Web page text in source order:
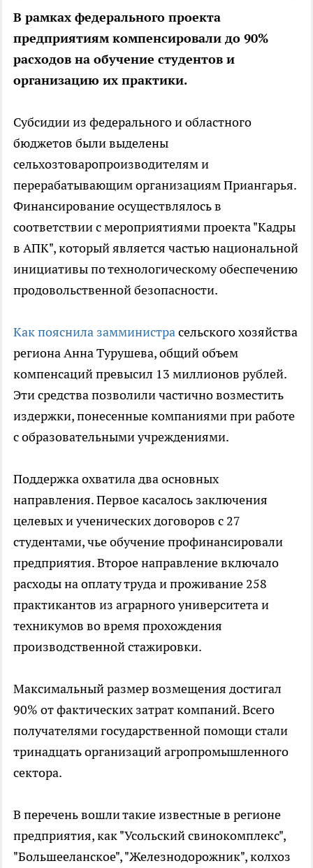
В рамках федерального проекта
предприятиям компенсировали до 90%
расходов на обучение студентов и
организацию их практики.
Субсидии из федерального и областного
бюджетов были выделены
сельхозтоваропроизводителям и
перерабатывающим организациям Приангарья.
Финансирование осуществлялось в
соответствии с мероприятиями проекта "Кадры
в АПК", который является частью национальной
инициативы по технологическому обеспечению
продовольственной безопасности.
Как пояснила замминистрасельского хозяйства
региона Анна Турушева, общий объем
компенсаций превысил 13 миллионов рублей.
Эти средства позволили частично возместить
издержки, понесенные компаниями при работе
с образовательными учреждениями.
Поддержка охватила два основных
направления. Первое касалось заключения
целевых и ученических договоров с 27
студентами, чье обучение профинансировали
предприятия. Второе направление включало
расходы на оплату труда и проживание 258
практикантов из аграрного университета и
техникумов во время прохождения
производственной стажировки.
Максимальный размер возмещения достигал
90% от фактических затрат компаний. Всего
получателями государственной помощи стали
тринадцать организаций агропромышленного
сектора.
В перечень вошли такие известные в регионе
предприятия, как "Усольский свинокомплекс",
"Большееланское", "Железнодорожник", колхоз